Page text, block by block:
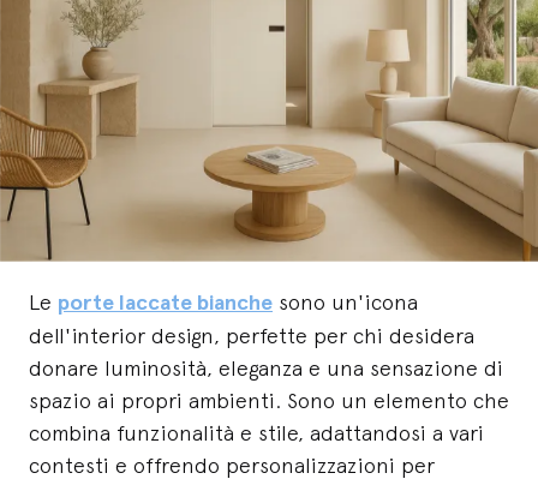
Le porte laccate bianche sono un'icona
dell'interior design, perfette per chi desidera
donare luminosità, eleganza e una sensazione di
spazio ai propri ambienti. Sono un elemento che
combina funzionalità e stile, adattandosi a vari
contesti e offrendo personalizzazioni per